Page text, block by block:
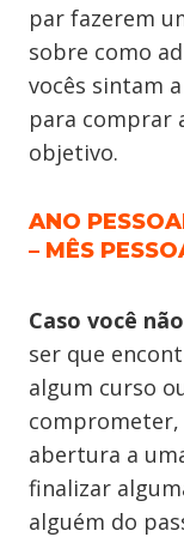
par fazerem
sobre como
vocês sintam
para comprar
objetivo.
ANO
– MÊS
Caso você
ser que
algum curso
abertura a
finalizar
alguém do